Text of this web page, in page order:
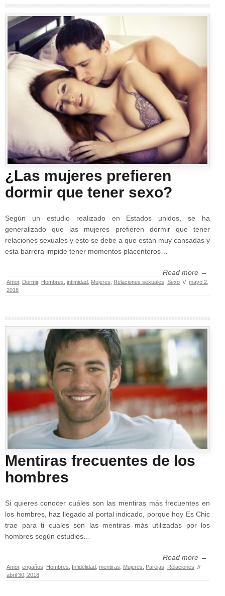
¿Las mujeres prefieren
dormir que tener sexo?
Según un estudio realizado en Estados unidos, se ha
generalizado que las mujeres prefieren dormir que tener
relaciones sexuales y esto se debe a que están muy cansadas y
esta barrera impide tener momentos placenteros…
Read more →
Amor, Dormir, Hombres intimidad Mujeres Relaciones sexuales Sexo // mayo 2,
2018
Mentiras frecuentes de los
hombres
Si quieres conocer cuáles son las mentiras más frecuentes en
los hombres, haz llegado al portal indicado, porque hoy Es Chic
trae para ti cuales son las mentiras más utilizadas por los
hombres según estudios…
Read more →
Amor, engaños Hombres Infidelidad mentiras Mujeres Parejas Relaciones //
abril 30, 2018